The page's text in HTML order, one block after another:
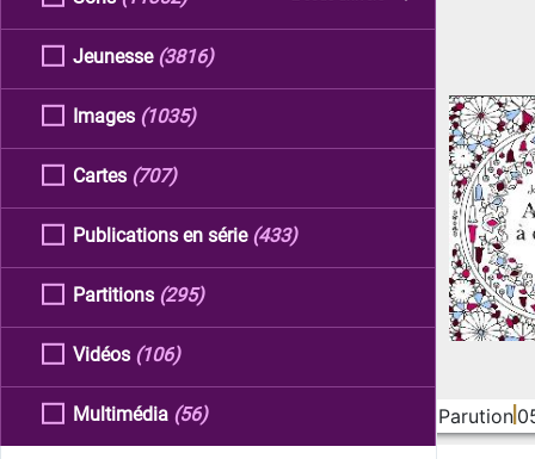
Jeunesse (3816)
Images (1035)
Cartes (707)
Publications en série (433)
Partitions (295)
Vidéos (106)
Multimédia (56) Parution